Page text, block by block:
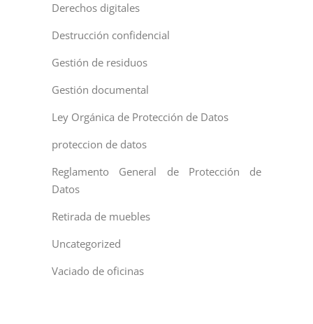
Derechos digitales
Destrucción confidencial
Gestión de residuos
Gestión documental
Ley Orgánica de Protección de Datos
proteccion de datos
Reglamento General de Protección de
Datos
Retirada de muebles
Uncategorized
Vaciado de oficinas